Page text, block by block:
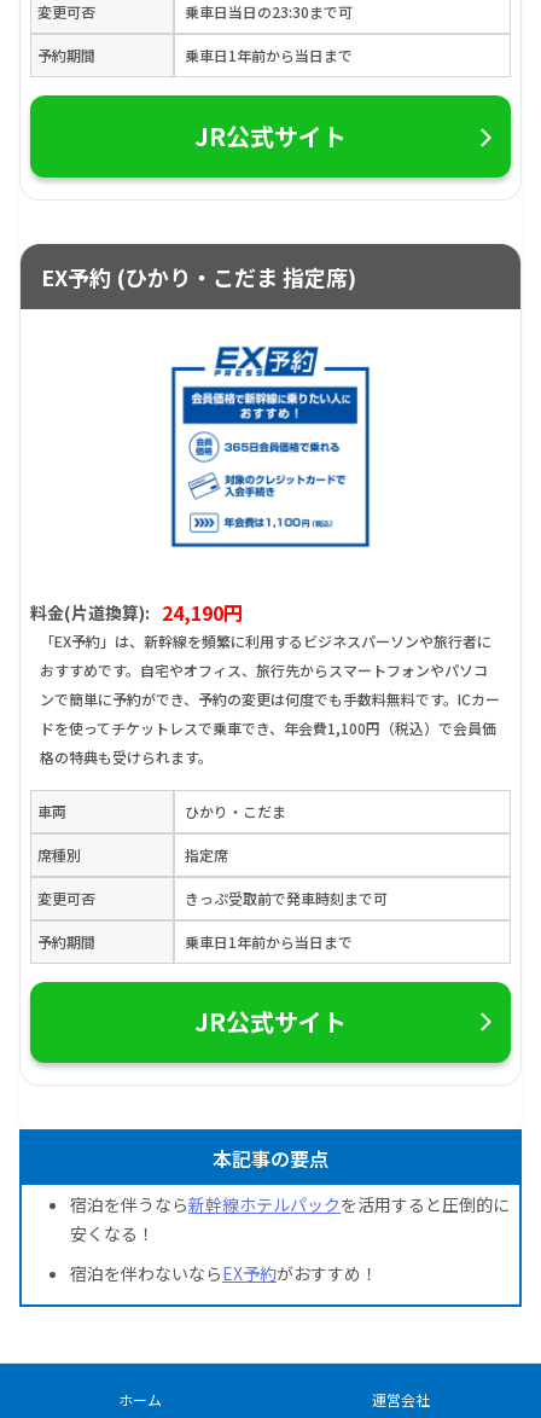
変更可否 乗車日当日の23:30まで可
予約期間 乗車日1年前から当日まで
JR公式サイト
EX予約 (ひかり・こだま 指定席)
料金(片道換算): 24,190円
「EX予約」は、新幹線を頻繁に利用するビジネスパーソンや旅行者に
おすすめです。自宅やオフィス、旅行先からスマートフォンやパソコ
ンで簡単に予約ができ、予約の変更は何度でも手数料無料です。ICカー
ドを使ってチケットレスで乗車でき、年会費1,100円（税込）で会員価
格の特典も受けられます。
車両 ひかり・こだま
席種別 指定席
変更可否 きっぷ受取前で発車時刻まで可
予約期間 乗車日1年前から当日まで
JR公式サイト
本記事の要点
宿泊を伴うなら新幹線ホテルパックを活用すると圧倒的に
安くなる！
宿泊を伴わないならEX予約がおすすめ！
ホーム
運営会社